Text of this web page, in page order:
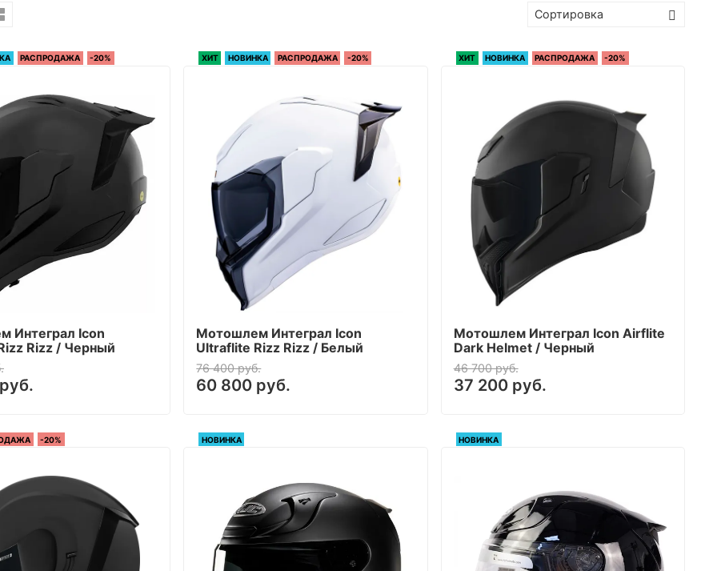
РАСПРОДАЖА -20%
Интеграл Icon
Rizz / Черный
ХИТ НОВИНКА РАСПРОДАЖА -20%
Мотошлем Интеграл Icon
Ultraflite Rizz Rizz / Белый
76 400 руб.
60 800 руб.
ХИТ НОВИНКА РАСПРОДАЖА -20%
Мотошлем Интеграл Icon Airflite
Dark Helmet / Черный
46 700 руб.
37 200 руб.
-20% НОВИНКА НОВИНКА